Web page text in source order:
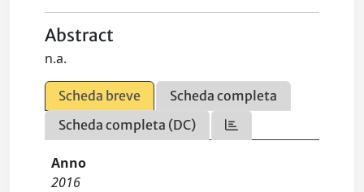
Abstract
n.a.
Scheda breve
Scheda completa
Scheda completa (DC)
Anno
2016